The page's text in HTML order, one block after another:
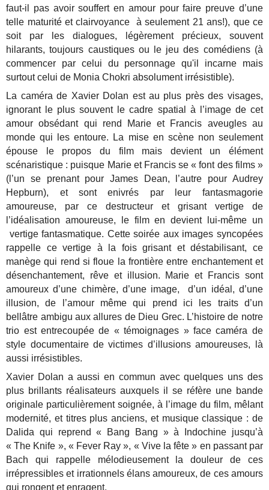
faut-il pas avoir souffert en amour pour faire preuve d’une
telle maturité et clairvoyance à seulement 21 ans!), que ce
soit par les dialogues, légèrement précieux, souvent
hilarants, toujours caustiques ou le jeu des comédiens (à
commencer par celui du personnage qu'il incarne mais
surtout celui de Monia Chokri absolument irrésistible).
La caméra de Xavier Dolan est au plus près des visages,
ignorant le plus souvent le cadre spatial à l’image de cet
amour obsédant qui rend Marie et Francis aveugles au
monde qui les entoure. La mise en scène non seulement
épouse le propos du film mais devient un élément
scénaristique : puisque Marie et Francis se « font des films »
(l’un se prenant pour James Dean, l’autre pour Audrey
Hepburn), et sont enivrés par leur fantasmagorie
amoureuse, par ce destructeur et grisant vertige de
l’idéalisation amoureuse, le film en devient lui-même un
vertige fantasmatique. Cette soirée aux images syncopées
rappelle ce vertige à la fois grisant et déstabilisant, ce
manège qui rend si floue la frontière entre enchantement et
désenchantement, rêve et illusion. Marie et Francis sont
amoureux d’une chimère, d’une image, d’un idéal, d’une
illusion, de l’amour même qui prend ici les traits d’un
bellâtre ambigu aux allures de Dieu Grec. L’histoire de notre
trio est entrecoupée de « témoignages » face caméra de
style documentaire de victimes d’illusions amoureuses, là
aussi irrésistibles.
Xavier Dolan a aussi en commun avec quelques uns des
plus brillants réalisateurs auxquels il se réfère une bande
originale particulièrement soignée, à l’image du film, mêlant
modernité, et titres plus anciens, et musique classique : de
Dalida qui reprend « Bang Bang » à Indochine jusqu’à
« The Knife », « Fever Ray », « Vive la fête » en passant par
Bach qui rappelle mélodieusement la douleur de ces
irrépressibles et irrationnels élans amoureux, de ces amours
qui rongent et enragent.